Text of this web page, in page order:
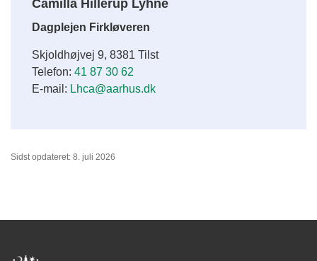
Camilla Hillerup Lyhne
Dagplejen Firkløveren
Skjoldhøjvej 9, 8381 Tilst
Telefon: 41 87 30 62
E-mail: Lhca@aarhus.dk
Sidst opdateret: 8. juli 2026